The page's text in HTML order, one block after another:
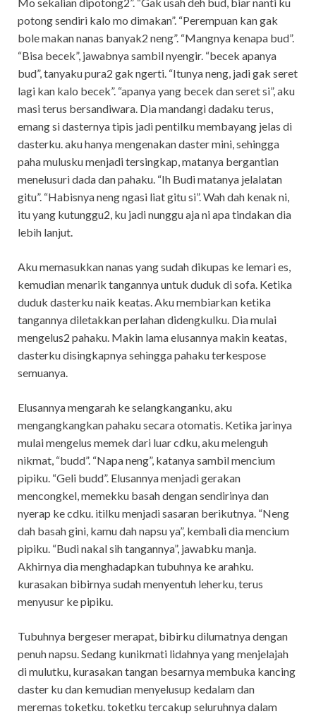
potong sendiri kalo mo dimakan”. “Perempuan kan gak
bole makan nanas banyak2 neng”. “Mangnya kenapa bud”.
“Bisa becek”, jawabnya sambil nyengir. “becek apanya
bud”, tanyaku pura2 gak ngerti. “Itunya neng, jadi gak seret
lagi kan kalo becek”. “apanya yang becek dan seret si”, aku
masi terus bersandiwara. Dia mandangi dadaku terus,
emang si dasternya tipis jadi pentilku membayang jelas di
dasterku. aku hanya mengenakan daster mini, sehingga
paha mulusku menjadi tersingkap, matanya bergantian
menelusuri dada dan pahaku. “Ih Budi matanya jelalatan
gitu”. “Habisnya neng ngasi liat gitu si”. Wah dah kenak ni,
itu yang kutunggu2, ku jadi nunggu aja ni apa tindakan dia
lebih lanjut.
Aku memasukkan nanas yang sudah dikupas ke lemari es,
kemudian menarik tangannya untuk duduk di sofa. Ketika
duduk dasterku naik keatas. Aku membiarkan ketika
tangannya diletakkan perlahan didengkulku. Dia mulai
mengelus2 pahaku. Makin lama elusannya makin keatas,
dasterku disingkapnya sehingga pahaku terkespose
semuanya.
Elusannya mengarah ke selangkanganku, aku
mengangkangkan pahaku secara otomatis. Ketika jarinya
mulai mengelus memek dari luar cdku, aku melenguh
nikmat, “budd”. “Napa neng”, katanya sambil mencium
pipiku. “Geli budd”. Elusannya menjadi gerakan
mencongkel, memekku basah dengan sendirinya dan
nyerap ke cdku. itilku menjadi sasaran berikutnya. “Neng
dah basah gini, kamu dah napsu ya”, kembali dia mencium
pipiku. “Budi nakal sih tangannya”, jawabku manja.
Akhirnya dia menghadapkan tubuhnya ke arahku.
kurasakan bibirnya sudah menyentuh leherku, terus
menyusur ke pipiku.
Tubuhnya bergeser merapat, bibirku dilumatnya dengan
penuh napsu. Sedang kunikmati lidahnya yang menjelajah
di mulutku, kurasakan tangan besarnya membuka kancing
daster ku dan kemudian menyelusup kedalam dan
meremas toketku. toketku tercakup seluruhnya dalam